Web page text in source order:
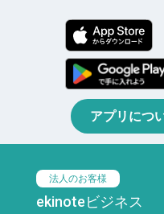
アプリにつ
法人のお客様
ekinoteビジネス